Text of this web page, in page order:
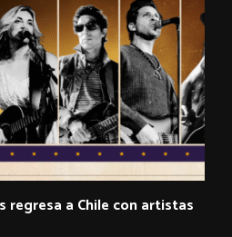
regresa a Chile con artistas